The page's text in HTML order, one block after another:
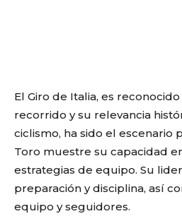
El Giro de Italia, es
recorrido y su relevancia
ciclismo, ha sido el escenario
Toro muestre su capacidad
estrategias de equipo. Su
preparación y disciplina, así
equipo y seguidores.